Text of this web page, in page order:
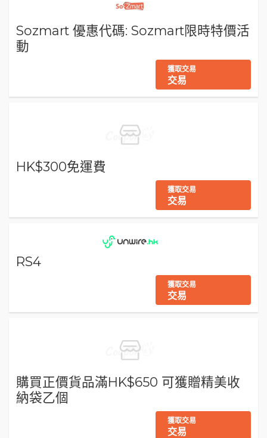
Sozmart 優惠代碼: Sozmart限時特價活
動
獲取交易
交易
HK$300免運費
獲取交易
交易
RS4
獲取交易
交易
購買正價貨品滿HK$650 可獲贈精美收
納袋乙個
獲取交易
交易